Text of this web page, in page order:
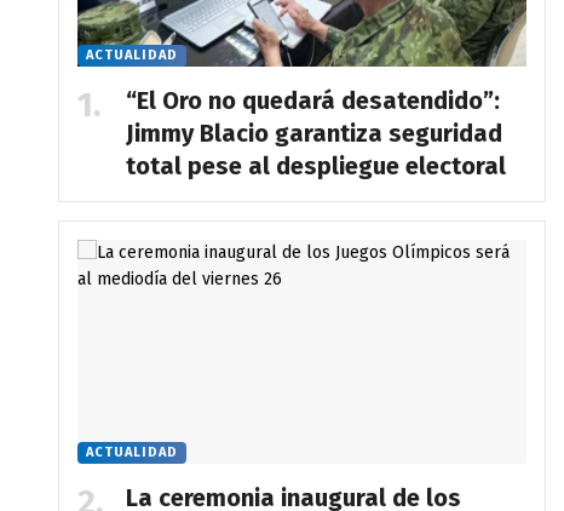
ACTUALIDAD
“El Oro no quedará desatendido”:
Jimmy Blacio garantiza seguridad
total pese al despliegue electoral
ACTUALIDAD
La ceremonia inaugural de los